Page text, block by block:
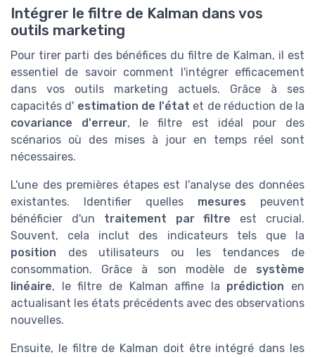
Intégrer le filtre de Kalman dans vos
outils marketing
Pour tirer parti des bénéfices du filtre de Kalman, il est
essentiel de savoir comment l'intégrer efficacement
dans vos outils marketing actuels. Grâce à ses
capacités d' estimation de l'état et de réduction de la
covariance d'erreur, le filtre est idéal pour des
scénarios où des mises à jour en temps réel sont
nécessaires.
L'une des premières étapes est l'analyse des données
existantes. Identifier quelles mesures peuvent
bénéficier d'un traitement par filtre est crucial.
Souvent, cela inclut des indicateurs tels que la
position des utilisateurs ou les tendances de
consommation. Grâce à son modèle de système
linéaire, le filtre de Kalman affine la prédiction en
actualisant les états précédents avec des observations
nouvelles.
Ensuite, le filtre de Kalman doit être intégré dans les